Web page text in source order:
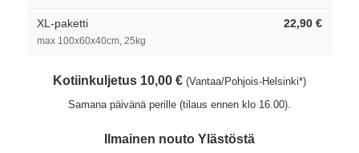
XL-paketti
max 100x60x40cm, 25kg
22,90 €
Kotiinkuljetus 10,00 € (Vantaa/Pohjois-Helsinki*)
Samana päivänä perille (tilaus ennen klo 16.00).
Ilmainen nouto Ylästöstä